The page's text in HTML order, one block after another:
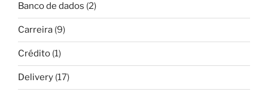
Banco de dados (2)
Carreira (9)
Crédito (1)
Delivery (17)